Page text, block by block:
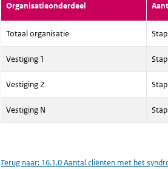
Organisatieonderdeel
Totaal organisatie
Vestiging 1
Vestiging 2
Vestiging N
Terug naar: 16.1.0 Aantal cliënten met het